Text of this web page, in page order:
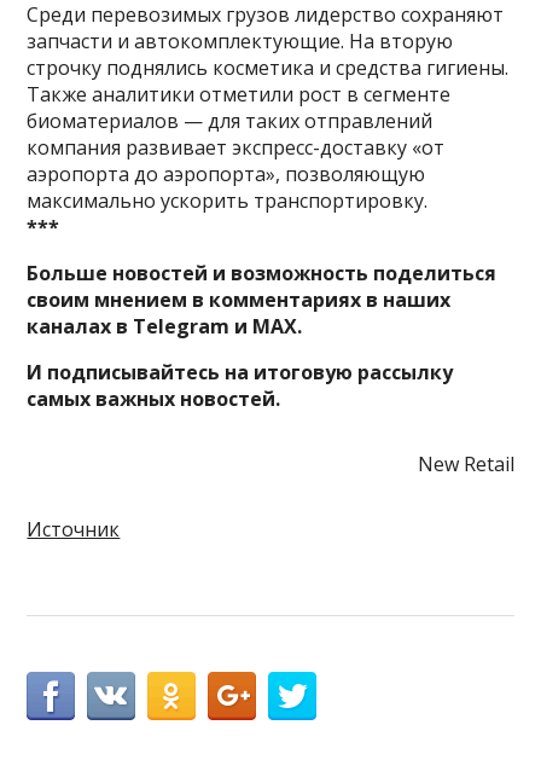
Среди перевозимых грузов лидерство сохраняют
запчасти и автокомплектующие. На вторую
строчку поднялись косметика и средства гигиены.
Также аналитики отметили рост в сегменте
биоматериалов — для таких отправлений
компания развивает экспресс-доставку «от
аэропорта до аэропорта», позволяющую
максимально ускорить транспортировку.
***
Больше новостей и возможность поделиться
своим мнением в комментариях в наших
каналах в Telegram и MAX.
И подписывайтесь на итоговую рассылку
самых важных новостей.
New Retail
Источник